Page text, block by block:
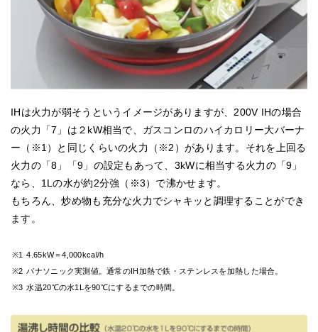
IHは火力が弱そうというイメージがありますが、200V IHの場合
の火力「7」は２kW相当で、ガスコンロのハイカロリー大バーナ
ー（※1）と同じくらいの火力（※2）があります。それを上回る
火力の「8」「9」の設定もあって、3kWに相当する火力の「9」
なら、1Lの水が約2分強（※3）で沸かせます。
もちろん、炒め物も充分な火力でシャキッと調理することができ
ます。
※1
4.65kW＝4,000kcal/h
※2 パナソニック実測値。通常のIH加熱で鉄・ステンレスを加熱した場合。
※3 水温20℃の水1Lを90℃にするまでの時間。